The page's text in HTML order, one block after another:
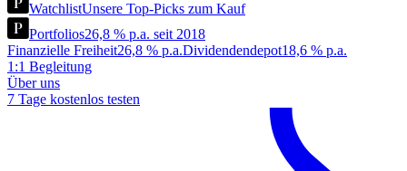
WatchlistUnsere Top-Picks zum Kauf
Portfolios26,8 % p.a. seit 2018
Finanzielle Freiheit26,8 % p.a.Dividendendepot18,6 % p.a.
1:1 Begleitung
Über uns
7 Tage kostenlos testen